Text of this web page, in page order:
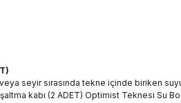
seyir sırasında tekne içinde biriken
kabı (2 ADET) Optimist Teknesi Su